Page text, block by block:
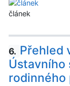
článek
6. Přehled
Ústavního
rodinného